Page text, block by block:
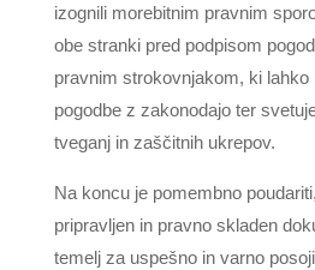
izognili morebitnim pravnim
obe stranki pred podpisom
pravnim strokovnjakom, ki
pogodbe z zakonodajo ter
tveganj in zaščitnih ukrepov.
Na koncu je pomembno
pripravljen in pravno skladen
temelj za uspešno in varno